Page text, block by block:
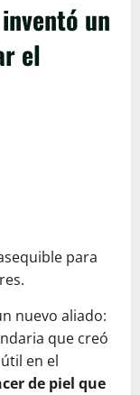
un
el
para
nuevo aliado:
que creó
en el
de piel que